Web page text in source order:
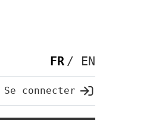
FR EN
Se connecter